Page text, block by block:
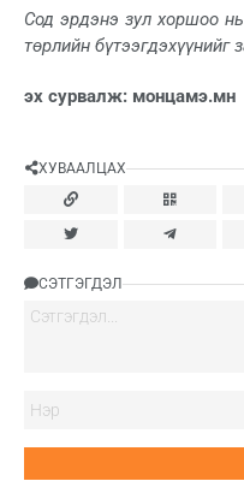
Сод эрдэнэ зул хоршоо
төрлийн бүтээгдэхүүнийг
эх сурвалж: монцамэ.мн
ХУВААЛЦАХ
СЭТГЭГДЭЛ